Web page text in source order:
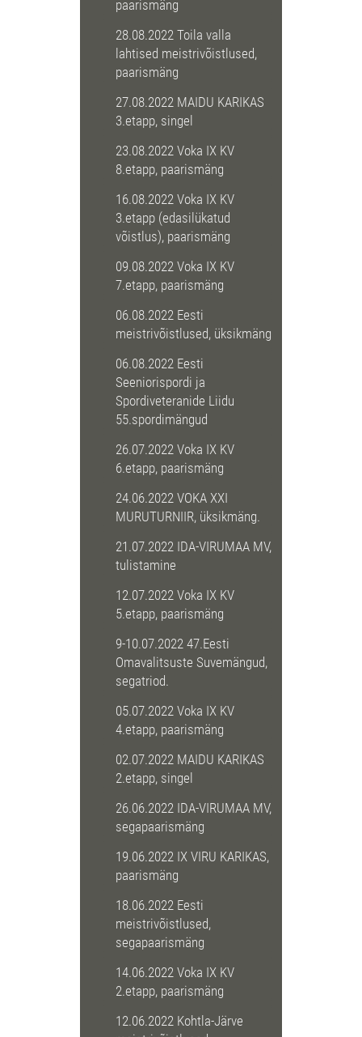
paarismäng
28.08.2022 Toila valla
lahtised meistrivõistlused,
paarismäng
27.08.2022 MAIDU KARIKAS
3.etapp, singel
23.08.2022 Voka IX KV
8.etapp, paarismäng
16.08.2022 Voka IX KV
3.etapp (edasilükatud
võistlus), paarismäng
09.08.2022 Voka IX KV
7.etapp, paarismäng
06.08.2022 Eesti
meistrivõistlused, üksikmäng
06.08.2022 Eesti
Seeniorispordi ja
Spordiveteranide Liidu
55.spordimängud
26.07.2022 Voka IX KV
6.etapp, paarismäng
24.06.2022 VOKA XXI
MURUTURNIIR, üksikmäng.
21.07.2022 IDA-VIRUMAA MV,
tulistamine
12.07.2022 Voka IX KV
5.etapp, paarismäng
9-10.07.2022 47.Eesti
Omavalitsuste Suvemängud,
segatriod.
05.07.2022 Voka IX KV
4.etapp, paarismäng
02.07.2022 MAIDU KARIKAS
2.etapp, singel
26.06.2022 IDA-VIRUMAA MV,
segapaarismäng
19.06.2022 IX VIRU KARIKAS,
paarismäng
18.06.2022 Eesti
meistrivõistlused,
segapaarismäng
14.06.2022 Voka IX KV
2.etapp, paarismäng
12.06.2022 Kohtla-Järve